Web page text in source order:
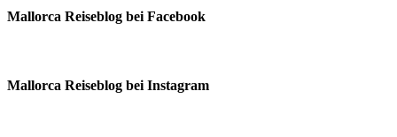
Mallorca Reiseblog bei Facebook
Mallorca Reiseblog bei Instagram